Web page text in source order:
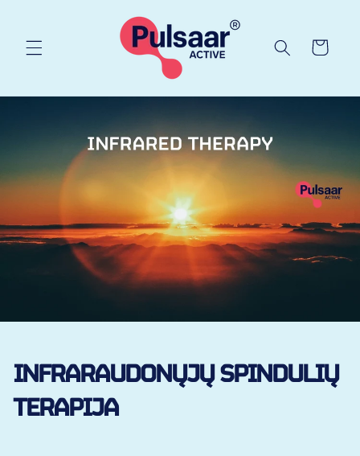
Krepšelis
INFRARAUDONŲJŲ SPINDULIŲ
TERAPIJA